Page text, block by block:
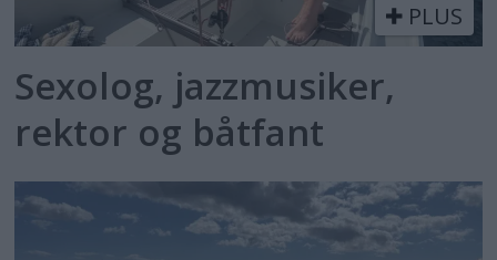
PLUS
Sexolog, jazzmusiker,
rektor og båtfant